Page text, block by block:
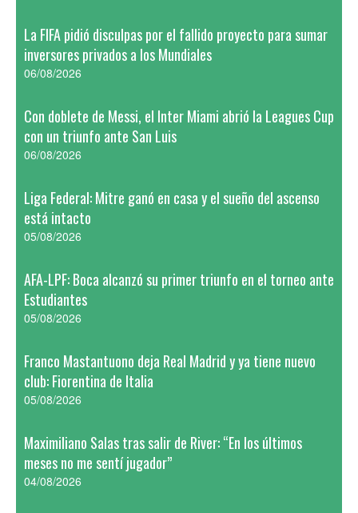
La FIFA pidió disculpas por el fallido proyecto para sumar
inversores privados a los Mundiales
06/08/2026
Con doblete de Messi, el Inter Miami abrió la Leagues Cup
con un triunfo ante San Luis
06/08/2026
Liga Federal: Mitre ganó en casa y el sueño del ascenso
está intacto
05/08/2026
AFA-LPF: Boca alcanzó su primer triunfo en el torneo ante
Estudiantes
05/08/2026
Franco Mastantuono deja Real Madrid y ya tiene nuevo
club: Fiorentina de Italia
05/08/2026
Maximiliano Salas tras salir de River: “En los últimos
meses no me sentí jugador”
04/08/2026